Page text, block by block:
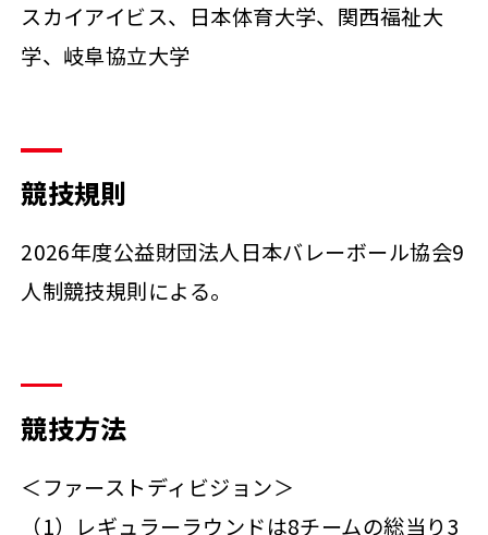
スカイアイビス、日本体育大学、関西福祉大
学、岐阜協立大学
競技規則
2026年度公益財団法人日本バレーボール協会9
人制競技規則による。
競技方法
＜ファーストディビジョン＞
（1）レギュラーラウンドは8チームの総当り3